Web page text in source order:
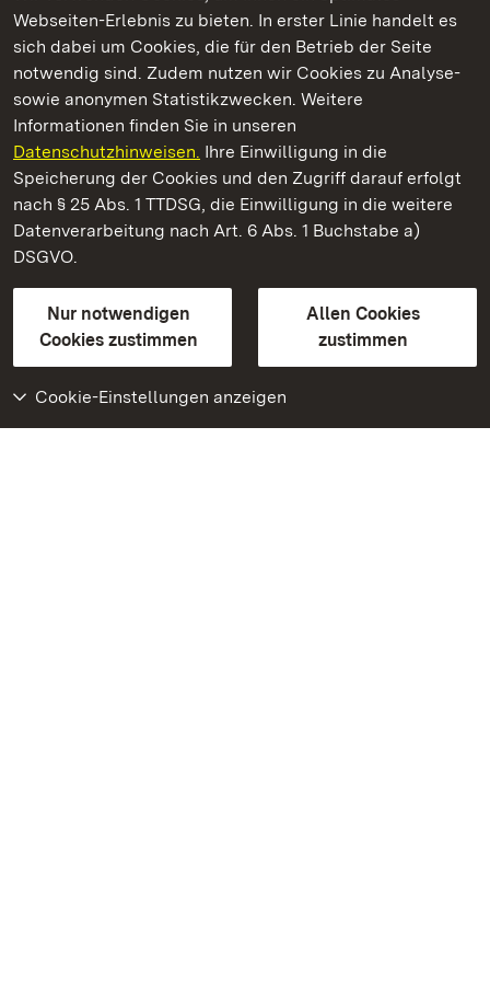
Webseiten-Erlebnis zu bieten. In erster Linie handelt es
sich dabei um Cookies, die für den Betrieb der Seite
notwendig sind. Zudem nutzen wir Cookies zu Analyse-
sowie anonymen Statistikzwecken. Weitere
Informationen finden Sie in unseren
Datenschutzhinweisen. Ihre Einwilligung in die
Speicherung der Cookies und den Zugriff darauf erfolgt
nach § 25 Abs. 1 TTDSG, die Einwilligung in die weitere
Datenverarbeitung nach Art. 6 Abs. 1 Buchstabe a)
DSGVO.
Nur notwendigen
Cookies zustimmen
Allen Cookies
zustimmen
Cookie-Einstellungen anzeigen
Kommen. Staunen. Genießen.
Schloss Solitude
Staatliche Schlösser und Gärten Baden-Württemberg
Kontakt
GebärdenspracheLeichte Sprache
Erklärung zur Barrierefreiheit
BITV-konform (geprüfte Seiten)
Weiteres